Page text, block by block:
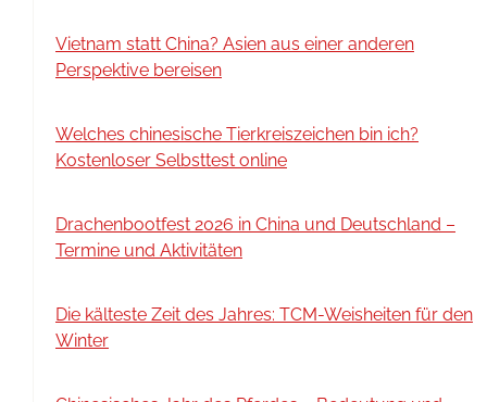
Vietnam statt China? Asien aus einer anderen
Perspektive bereisen
Welches chinesische Tierkreiszeichen bin ich?
Kostenloser Selbsttest online
Drachenbootfest 2026 in China und Deutschland –
Termine und Aktivitäten
Die kälteste Zeit des Jahres: TCM-Weisheiten für den
Winter